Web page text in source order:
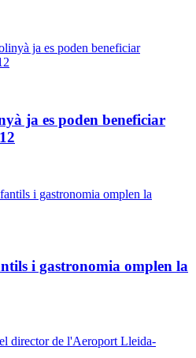
ja es poden beneficiar
i gastronomia omplen la